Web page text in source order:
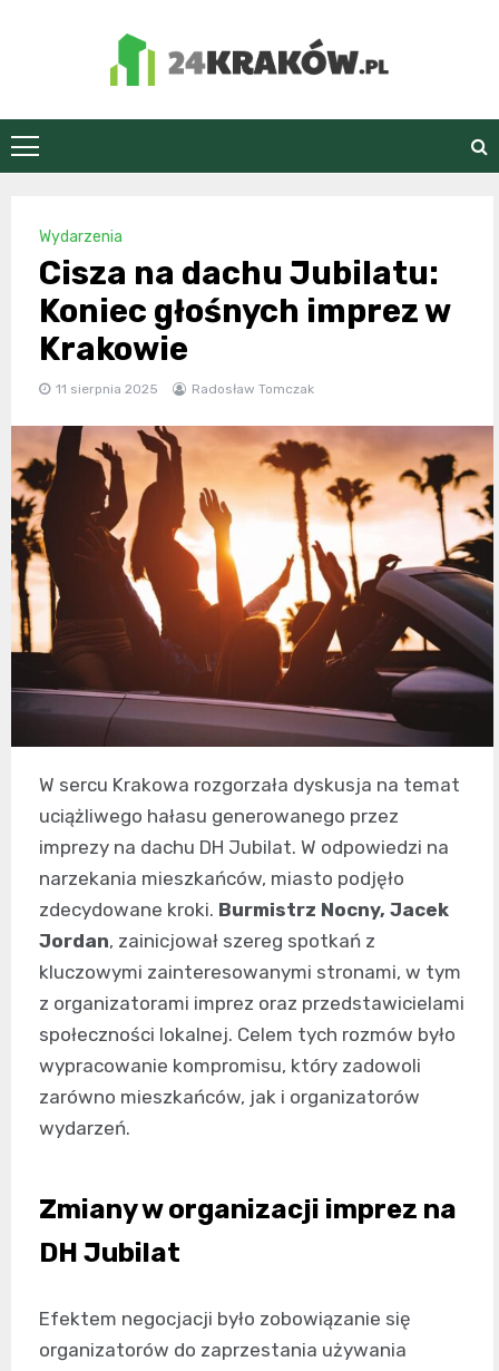
24Kraków.pl
Wydarzenia
Cisza na dachu Jubilatu:
Koniec głośnych imprez w
Krakowie
11 sierpnia 2025 Radosław Tomczak
W sercu Krakowa rozgorzała dyskusja na temat
uciążliwego hałasu generowanego przez
imprezy na dachu DH Jubilat. W odpowiedzi na
narzekania mieszkańców, miasto podjęło
zdecydowane kroki. Burmistrz Nocny, Jacek
Jordan, zainicjował szereg spotkań z
kluczowymi zainteresowanymi stronami, w tym
z organizatorami imprez oraz przedstawicielami
społeczności lokalnej. Celem tych rozmów było
wypracowanie kompromisu, który zadowoli
zarówno mieszkańców, jak i organizatorów
wydarzeń.
Zmiany w organizacji imprez na
DH Jubilat
Efektem negocjacji było zobowiązanie się
organizatorów do zaprzestania używania